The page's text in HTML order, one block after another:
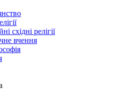
східні релігії
вчення